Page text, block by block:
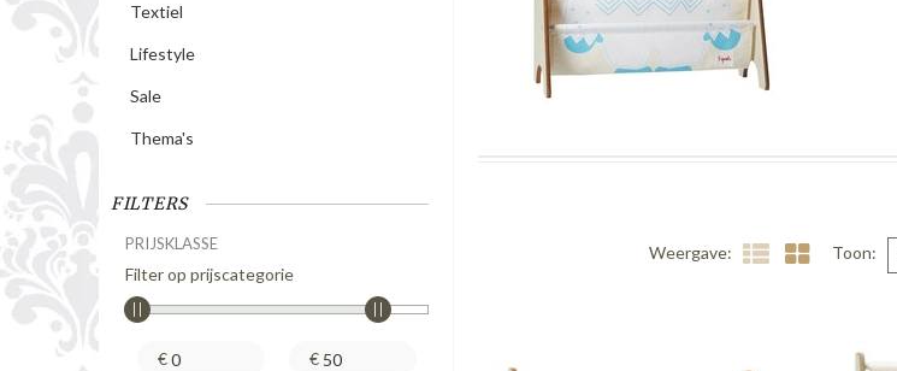
Textiel
Lifestyle
Sale
Thema's
FILTERS
PRIJSKLASSE
Filter op prijscategorie
€ €
Weergave Toon